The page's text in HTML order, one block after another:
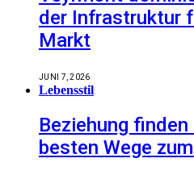
der Infrastruktur
Markt
JUNI 7, 2026
Lebensstil
Beziehung
besten Wege